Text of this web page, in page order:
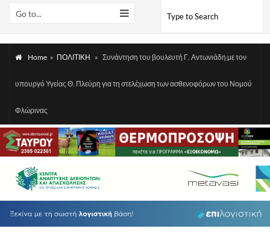
Go to...
Home » ΠΟΛΙΤΙΚΗ » Συνάντηση του βουλευτή Γ. Αντωνιάδη με τον
υπουργό Υγείας Θ. Πλεύρη για τη στελέχωση των ασθενοφόρων του Νομού
Φλώρινας